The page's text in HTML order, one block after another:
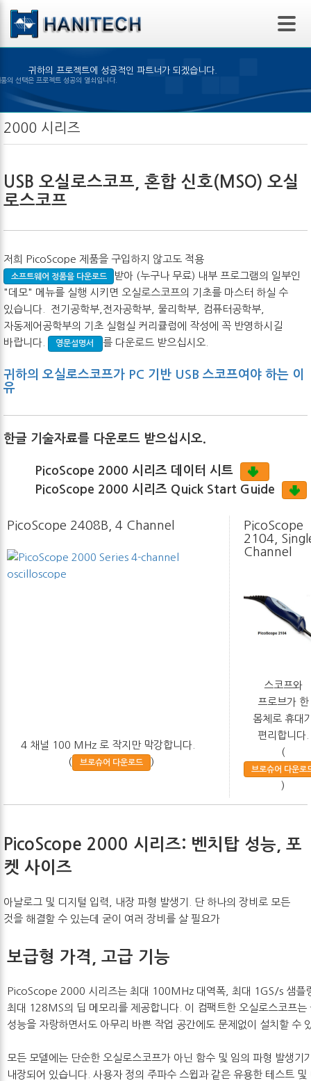
본문 바로가기
귀하의 프로젝트에 성공적인 파트너가 되겠습니다.
알맞은 제품의 선택은 프로젝트 성공의 열쇠입니다.
2000 시리즈
USB 오실로스코프, 혼합 신호(MSO) 오실
로스코프
저희 PicoScope 제품을 구입하지 않고도 적용
소프트웨어 정품을 다운로드
받아 (누구나 무료) 내부 프로그램의 일부인
"데모" 메뉴를 실행 시키면 오실로스코프의 기초를 마스터 하실 수
있습니다. 전기공학부,전자공학부, 물리학부, 컴퓨터공학부,
자동제어공학부의 기초 실험실 커리큘럼에 작성에 꼭 반영하시길
바랍니다.
영문설명서 를 다운로드 받으십시오.
귀하의 오실로스코프가 PC 기반 USB 스코프여야 하는 이
유
한글 기술자료를 다운로드 받으십시오.
PicoScope 2000 시리즈 데이터 시트
PicoScope 2000 시리즈 Quick Start Guide
PicoScope 2408B, 4 Channel
4 채널 100 MHz 로 작지만 막강합니다.
(
브로슈어 다운로드 )
PicoScope
2104,
Channel
스코프와
프로브가 한
몸체로 휴대
편리합니다.
(
브로슈어 다운로
)
PicoScope 2000 시리즈: 벤치탑 성능, 포
켓 사이즈
아날로그 및 디지털 입력, 내장 파형 발생기. 단 하나의 장비로 모든
것을 해결할 수 있는데 굳이 여러 장비를 살 필요가
보급형 가격, 고급 기능
PicoScope 2000 시리즈는 최대 100MHz 대역폭, 최대 1GS/s 샘플
최대 128MS의 딥 메모리를 제공합니다. 이 컴팩트한 오실로스코프는
성능을 자랑하면서도 아무리 바쁜 ​​작업 공간에도 문제없이 설치할 수
모든 모델에는 단순한 오실로스코프가 아닌 함수 및 임의 파형 발생기
내장되어 있습니다. 사용자 정의 주파수 스윕과 같은 유용한 테스트 및